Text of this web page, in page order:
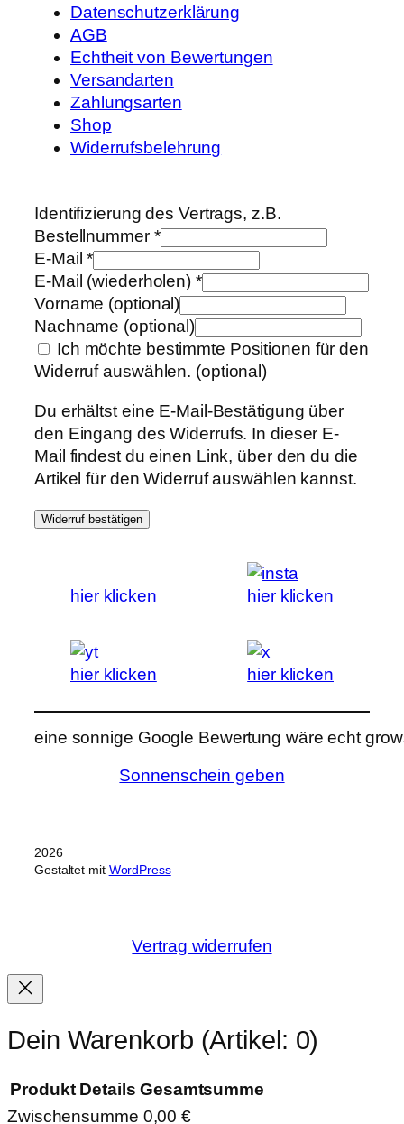
Datenschutzerklärung
AGB
Echtheit von Bewertungen
Versandarten
Zahlungsarten
Shop
Widerrufsbelehrung
Identifizierung des Vertrags, z.B.
Bestellnummer *
E-Mail*
E-Mail (wiederholen) *
Vorname (optional)
Nachname (optional)
Ich möchte bestimmte Positionen für den
Widerruf auswählen. (optional)
Du erhältst eine E-Mail-Bestätigung über
den Eingang des Widerrufs. In dieser E-
Mail findest du einen Link, über den du die
Artikel für den Widerruf auswählen kannst.
Widerruf bestätigen
hier klicken hier klicken
hier klicken hier klicken
eine sonnige Google Bewertung wäre echt
Sonnenschein geben
2026
Gestaltet mit WordPress
Vertrag widerrufen
Dein Warenkorb (Artikel: 0)
Produkt Details Gesamtsumme
Zwischensumme 0,00 €